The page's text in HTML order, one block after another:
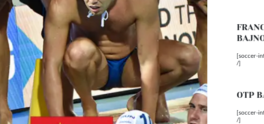
[soccer-
/]
OTP
[soccer-
/]